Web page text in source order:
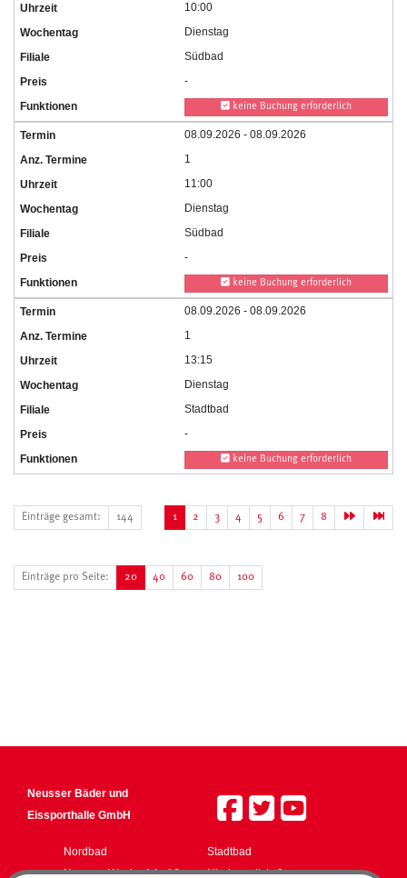
10:00
Dienstag
Südbad
-
keine Buchung erforderlich
08.09.2026 - 08.09.2026
1
11:00
Dienstag
Südbad
-
keine Buchung erforderlich
08.09.2026 - 08.09.2026
1
13:15
Dienstag
Stadtbad
-
keine Buchung erforderlich
1 2 3 4 5 6 7 8
Einträge gesamt: 144
Einträge pro Seite: 20 40 60 80 100
Neusser Bäder und
Eissporthalle GmbH
Nordbad
Neusser Weyhe 14 - 16
Stadtbad
Niederwallstr. 3